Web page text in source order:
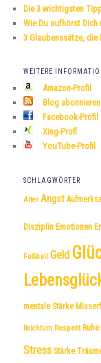
Die 3 wichtigsten
Wie Du aufhörst Dich
3 Glaubenssätze, die
WEITERE
Amazon-Profil
Blog abonnieren
Facebook-Profil
Xing-Profl
YouTube-Profil
SCHLAGWÖRTER
Alter Angst
Disziplin Emotionen
Fußball Geld
mentale Stärke
Reichtum Respekt Ruhe
Stress Stärke